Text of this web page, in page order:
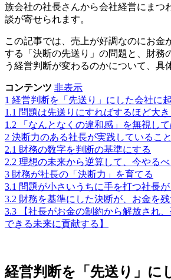
族会社の社長さんから会社経営にまつ
談が寄せられます。
この記事では、売上が好調なのにお金
する「決断の先送り」の問題と、財務
う経営判断が変わるのかについて、具
コンテンツ 非表示
1 経営判断を「先送り」にした会社に
1.1 問題は先送りにすればするほど大
1.2
「なんとなくの違和感」を無視し
2 決断力のある社長が実践していること
2.1 財務の数字を判断の基準にする
2.2 理想の未来から逆算して、今やる
3 財務が社長の「決断力」を育てる
3.1 問題が小さいうちに手を打つ社長
3.2 財務を基準にした決断が、お金を残
3.3
【社長がお金の制約から解放され
できる未来に貢献する】
経営判断を「先送り」に